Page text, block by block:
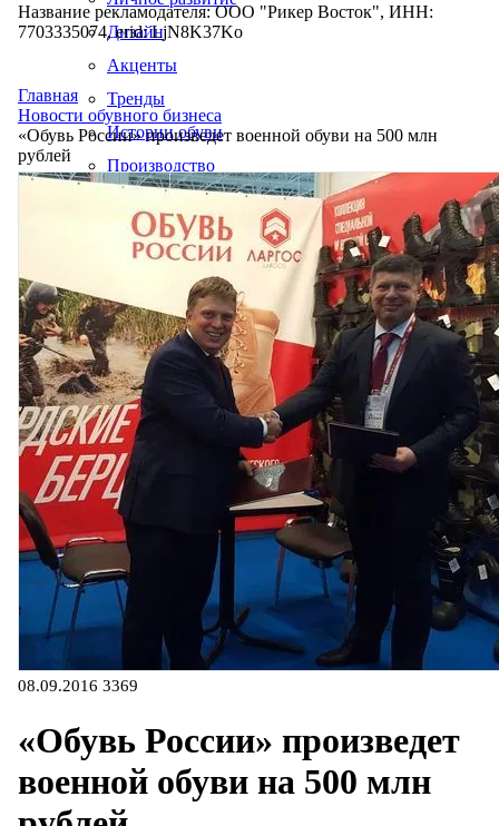
Дизайн
Акценты
Тренды
Истории обуви
Производство
Название рекламодателя: ООО "Рикер Восток", ИНН:
7703335074, erid: LjN8K37Ko
Главная
Новости обувного бизнеса
«Обувь России» произведет военной обуви на 500 млн
рублей
08.09.2016 3369
«Обувь России» произведет
военной обуви на 500 млн